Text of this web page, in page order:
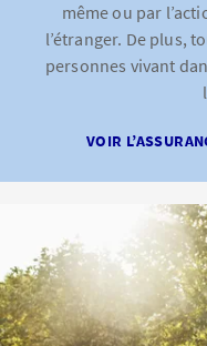
même ou par
l’étranger. De plus,
personnes vivant
VOIR